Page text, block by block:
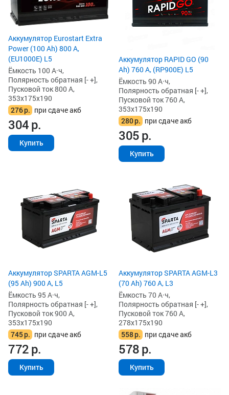
Аккумулятор Eurostart Extra
Power (100 Ah) 800 А,
(EU1000E) L5
Ёмкость 100 А·ч,
Полярность обратная [- +],
Пусковой ток 800 А,
353x175x190
276р. при сдаче акб
304р.
Купить
Аккумулятор RAPID GO (90
Ah) 760 А, (RP900E) L5
Ёмкость 90 А·ч,
Полярность обратная [- +],
Пусковой ток 760 А,
353x175x190
280р. при сдаче акб
305р.
Купить
Аккумулятор SPARTA AGM-L5
(95 Ah) 900 А, L5
Ёмкость 95 А·ч,
Полярность обратная [- +],
Пусковой ток 900 А,
353x175x190
745р. при сдаче акб
772р.
Купить
Аккумулятор SPARTA AGM-L3
(70 Ah) 760 А, L3
Ёмкость 70 А·ч,
Полярность обратная [- +],
Пусковой ток 760 А,
278x175x190
558р. при сдаче акб
578р.
Купить